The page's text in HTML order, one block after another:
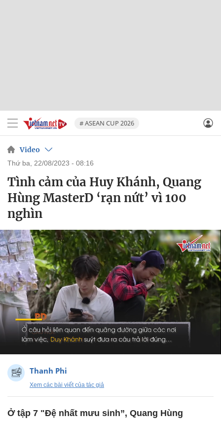
# ASEAN CUP 2026
Video
thứ ba, 22/08/2023 - 08:16
Tình cảm của Huy Khánh, Quang
Hùng MasterD ‘rạn nứt’ vì 100
nghìn
Thanh Phi
Xem các bài viết của tác giả
Ở tập 7 "Đệ nhất mưu sinh”, Quang Hùng